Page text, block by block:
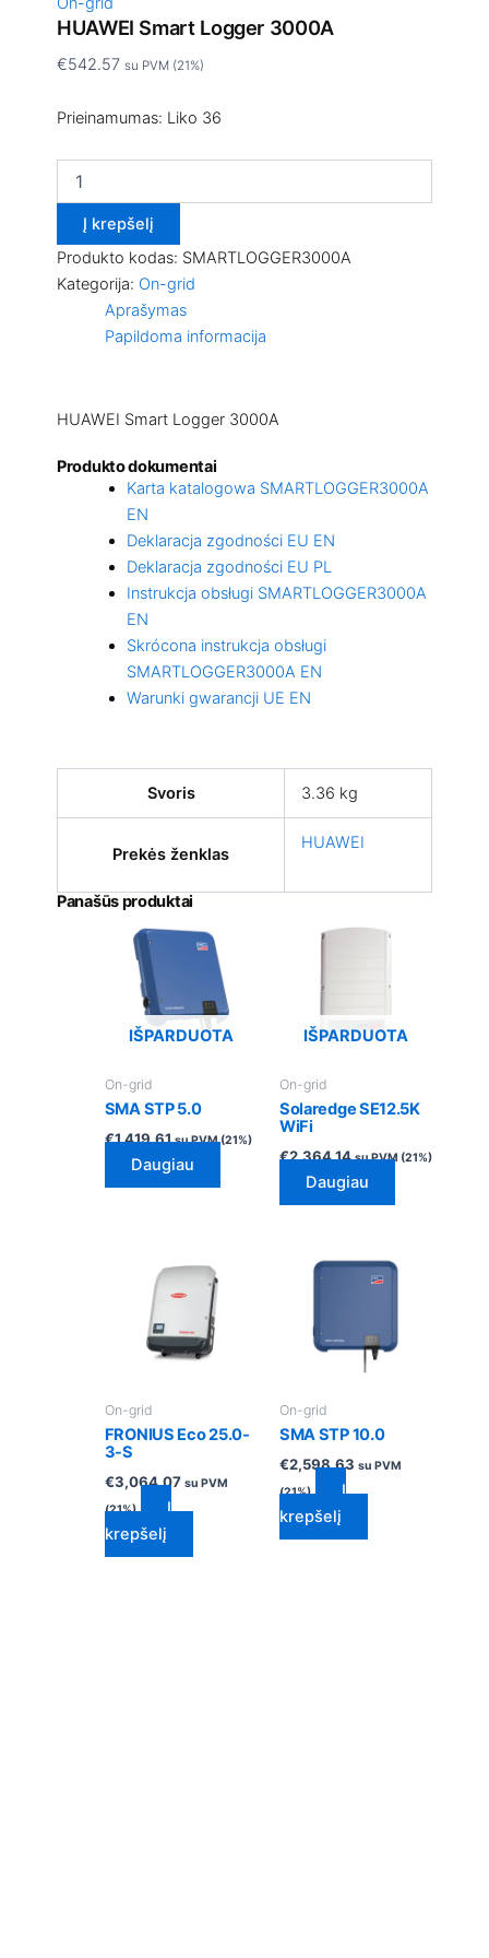
HUAWEI Smart Logger 3000A
€542.57 su PVM (21%)
Prieinamumas: Liko 36
Į krepšelį
Produkto kodas: SMARTLOGGER3000A
Kategorija: On-grid
Aprašymas
Papildoma informacija
HUAWEI Smart Logger 3000A
Produkto dokumentai
Karta katalogowa SMARTLOGGER3000A
EN
Deklaracja zgodności EU EN
Deklaracja zgodności EU PL
Instrukcja obsługi SMARTLOGGER3000A
EN
Skrócona instrukcja obsługi
SMARTLOGGER3000A EN
Warunki gwarancji UE EN
Svoris 3.36 kg
Prekės ženklas
HUAWEI
Panašūs produktai
IŠPARDUOTA
On-grid
SMA STP 5.0
€1,419.61 su PVM (21%)
Daugiau
IŠPARDUOTA
On-grid
Solaredge SE12.5K
WiFi
€2,364.14 su PVM (21%)
Daugiau
On-grid
FRONIUS Eco 25.0-
3-S
€3,064.07 su PVM
(21%)
Į
krepšelį
On-grid
SMA STP 10.0
€2,598.63 su PVM
(21%)
Į
krepšelį